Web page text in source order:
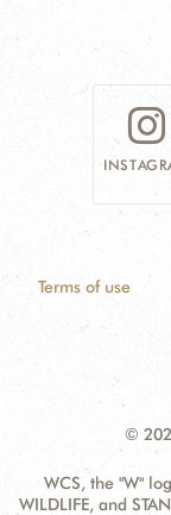
Terms of use
©
WCS, the "W"
WILDLIFE, and